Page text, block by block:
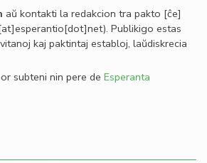
aŭ kontakti la redakcion tra pakto [ĉe]
. Publikigo estas
kaj paktintaj establoj, laŭdiskrecia
subteni nin pere de Esperanta